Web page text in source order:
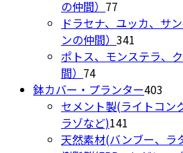
商
の仲間） 77
個
の
商
ドラセナ、ユッカ、サ
ンの仲間） 341
個
商
品
ポトス、モンステラ、
間） 7474
個
の
商
品
鉢カバー・プランター403
個
商
セメント製(ライトコン
ラゾなど)141
個
天然素材(バンブー、ラ